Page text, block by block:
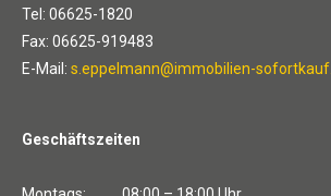
Tel: 06625-1820
Fax: 06625-919483
E-Mail: s.eppelmann@immobilien-
Geschäftszeiten